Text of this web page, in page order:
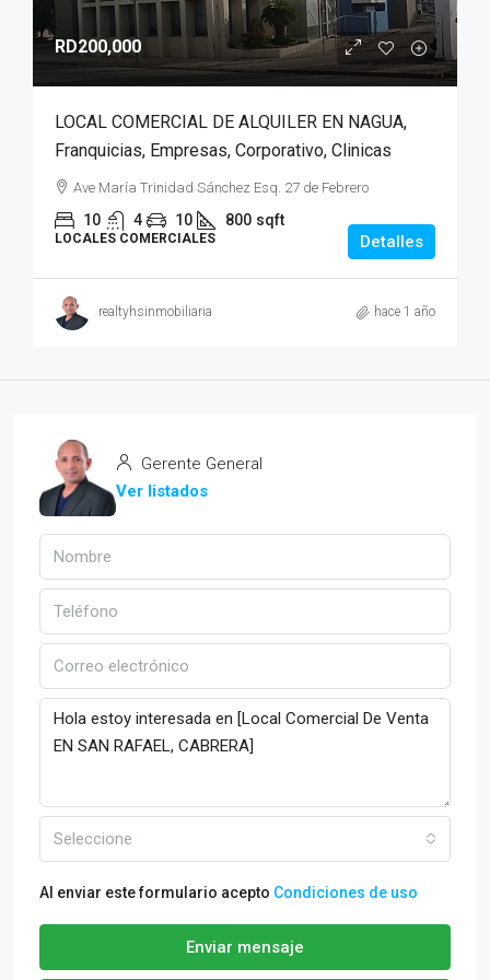
RD200,000
LOCAL COMERCIAL DE ALQUILER EN NAGUA,
Franquicias, Empresas, Corporativo, Clinicas
Ave María Trinidad Sánchez Esq. 27 de Febrero
10 4 10 800 sqft
LOCALES COMERCIALES Detalles
realtyhsinmobiliaria hace 1 año
Gerente General
Ver listados
Seleccione
Al enviar este formulario acepto Condiciones de uso
Enviar mensaje